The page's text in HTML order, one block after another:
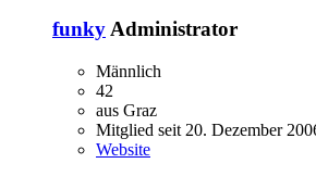
funkyAdministrator
Männlich
42
aus Graz
Mitglied seit 20. Dezember
Website